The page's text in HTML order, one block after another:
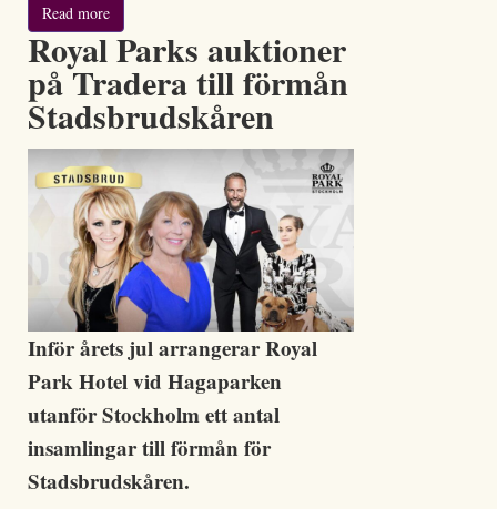
Read more
Royal Parks auktioner
på Tradera till förmån
Stadsbrudskåren
Inför årets jul arrangerar Royal
Park Hotel vid Hagaparken
utanför Stockholm ett antal
insamlingar till förmån för
Stadsbrudskåren.